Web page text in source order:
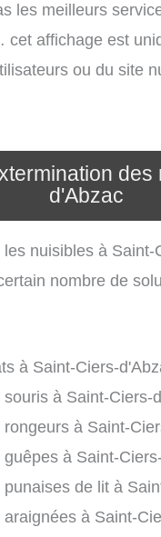
les meilleurs
affichage est
ou du site
d'Abzac
nuisibles à
nombre de
à Saint-Ciers-
à Saint-Ciers-
à Saint-
à Saint-
de lit à
à Saint-